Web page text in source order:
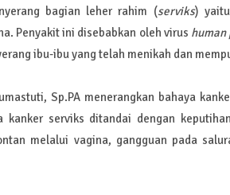
bagian leher rahim (serviks)
Penyakit ini disebabkan oleh virus human
ibu-ibu yang telah menikah dan
Sp.PA menerangkan bahaya
serviks ditandai dengan
melalui vagina, gangguan pada